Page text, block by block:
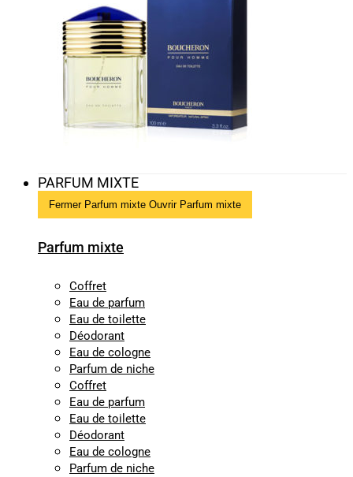
PARFUM MIXTE
Fermer Parfum mixte Ouvrir Parfum mixte
Parfum mixte
Coffret
Eau de parfum
Eau de toilette
Déodorant
Eau de cologne
Parfum de niche
Coffret
Eau de parfum
Eau de toilette
Déodorant
Eau de cologne
Parfum de niche